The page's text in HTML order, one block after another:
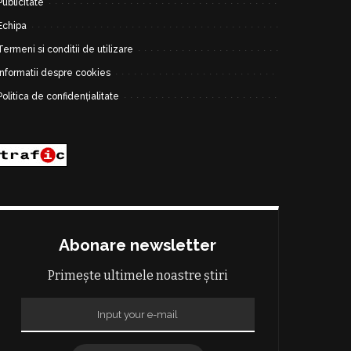
si conditii de utilizare
despre cookies
de confidențialitate
Abonare newsletter
Primește ultimele noastre știri